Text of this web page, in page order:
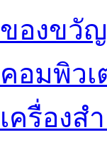
ของขวั
คอมพิว
เครื่องส